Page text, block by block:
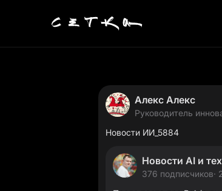
Алекс Алекс
Руководитель инновационных
Новости ИИ_5884
Новости AI и
376 подписчиков·